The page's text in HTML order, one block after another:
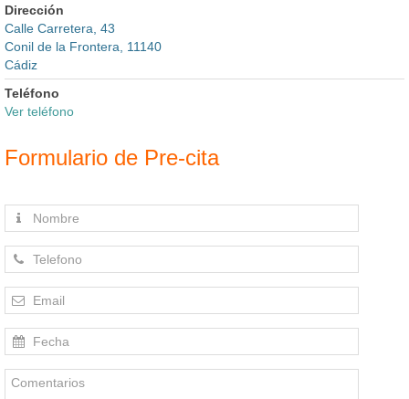
Dirección
Calle Carretera, 43
Conil de la Frontera, 11140
Cádiz
Teléfono
Ver teléfono
Formulario de Pre-cita